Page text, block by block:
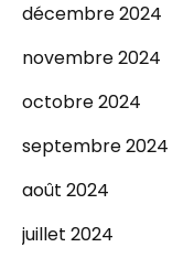
décembre 2024
novembre 2024
octobre 2024
septembre 2024
août 2024
juillet 2024